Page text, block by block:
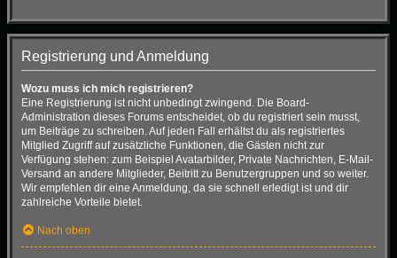
Registrierung und Anmeldung
Wozu muss ich mich registrieren?
Eine Registrierung ist nicht unbedingt zwingend. Die Board-
Administration dieses Forums entscheidet, ob du registriert sein musst,
um Beiträge zu schreiben. Auf jeden Fall erhältst du als registriertes
Mitglied Zugriff auf zusätzliche Funktionen, die Gästen nicht zur
Verfügung stehen: zum Beispiel Avatarbilder, Private Nachrichten, E-Mail-
Versand an andere Mitglieder, Beitritt zu Benutzergruppen und so weiter.
Wir empfehlen dir eine Anmeldung, da sie schnell erledigt ist und dir
zahlreiche Vorteile bietet.
Nach oben